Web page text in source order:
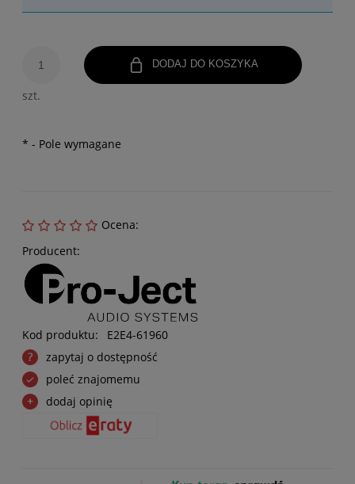
szt.
DODAJ DO KOSZYKA
* - Pole wymagane
Ocena:
Producent:
Kod produktu:
E2E4-61960
zapytaj o dostępność
poleć znajomemu
dodaj opinię